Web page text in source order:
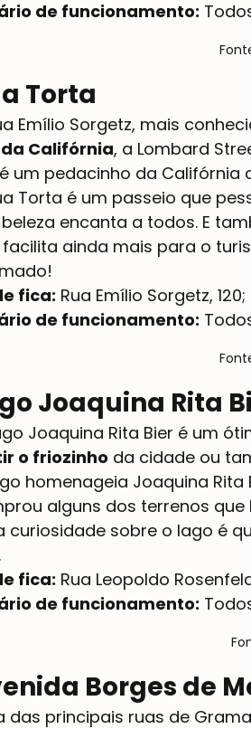
de funcionamento:
Torta
Emílio Sorgetz, mais
Califórnia, a Lombard
um pedacinho da Califórnia
Torta é um passeio que
encanta a todos. E
facilita ainda mais para o
fica:
de funcionamento:
Joaquina Rita
Joaquina Rita Bier é um
o friozinho da cidade ou
homenageia Joaquina Rita
alguns dos terrenos
curiosidade sobre o lago é
fica:
de funcionamento:
Borges de
das principais ruas de